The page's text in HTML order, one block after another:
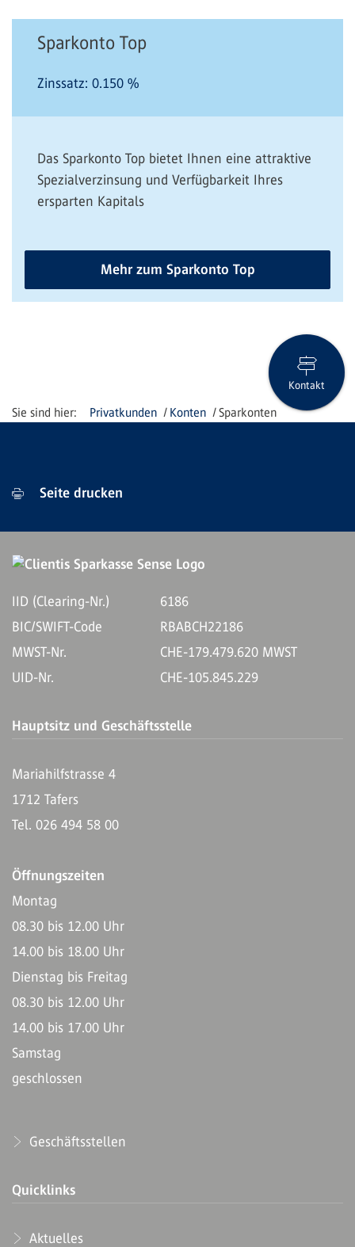
Sparkonto Top
Zinssatz: 0.150 %
Das Sparkonto Top bietet Ihnen eine attraktive
Spezialverzinsung und Verfügbarkeit Ihres
ersparten Kapitals
Mehr zum Sparkonto Top
Privatkunden Konten Sparkonten
Kontakt
Seite drucken
IID (Clearing-Nr.)
6186
BIC/SWIFT-Code
RBABCH22186
MWST-Nr.
CHE-179.479.620 MWST
UID-Nr.
CHE-105.845.229
Hauptsitz und Geschäftsstelle
Mariahilfstrasse 4
1712 Tafers
Tel. 026 494 58 00
Öffnungszeiten
Montag
08.30 bis 12.00 Uhr
14.00 bis 18.00 Uhr
Dienstag bis Freitag
08.30 bis 12.00 Uhr
14.00 bis 17.00 Uhr
Samstag
geschlossen
Geschäftsstellen
Quicklinks
Aktuelles